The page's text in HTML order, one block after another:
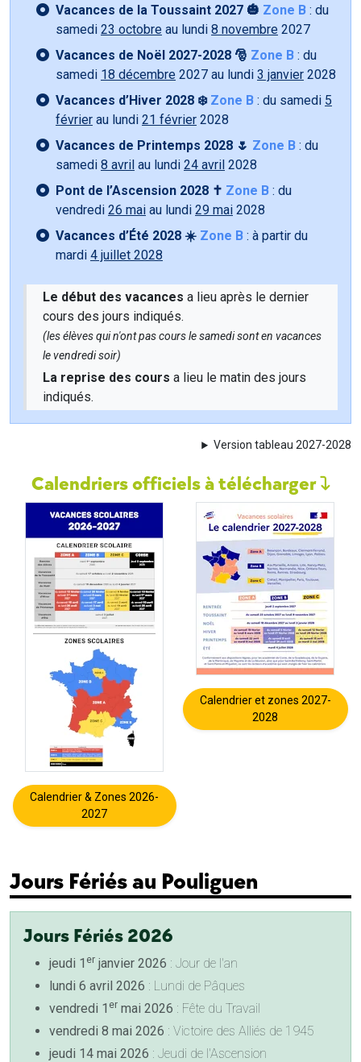
Vacances de la Toussaint 2027 🎃 Zone B : du
samedi 23 octobre au lundi 8 novembre 2027
Vacances de Noël 2027-2028 🎅 Zone B : du
samedi 18 décembre 2027 au lundi 3 janvier 2028
Vacances d’Hiver 2028 ❄️ Zone B : du samedi 5
février au lundi 21 février 2028
Vacances de Printemps 2028 🌷 Zone B : du
samedi 8 avril au lundi 24 avril 2028
Pont de l’Ascension 2028 ✝️ Zone B : du
vendredi 26 mai au lundi 29 mai 2028
Vacances d’Été 2028 ☀️ Zone B : à partir du
mardi 4 juillet 2028
Le début des vacances a lieu après le dernier
cours des jours indiqués.
(les élèves qui n'ont pas cours le samedi sont en vacances
le vendredi soir)
La reprise des cours a lieu le matin des jours
indiqués.
Version tableau 2027-2028
Calendriers officiels à télécharger
Calendrier & Zones 2026-
2027
Calendrier et zones 2027-
2028
Jours Fériés au Pouliguen
Jours Fériés 2026
jeudi 1 er janvier 2026 : Jour de l'an
lundi 6 avril 2026 : Lundi de Pâques
vendredi 1 er mai 2026 : Fête du Travail
vendredi 8 mai 2026 : Victoire des Alliés de 1945
jeudi 14 mai 2026 : Jeudi de l'Ascension